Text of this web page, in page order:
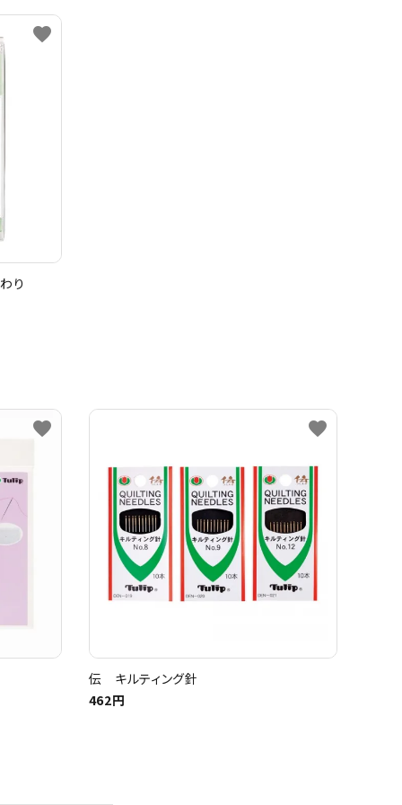
り
favorite
favorite
伝 キルティング針
462円
favorite